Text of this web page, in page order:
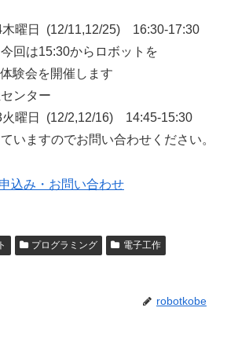
(12/11,12/25) 16:30-17:30
からロボットを
験会を開催します
ンター
(12/2,12/16) 14:45-15:30
いますのでお問い合わせください。
込み・お問い合わせ
プログラミング
電子工作
robotkobe